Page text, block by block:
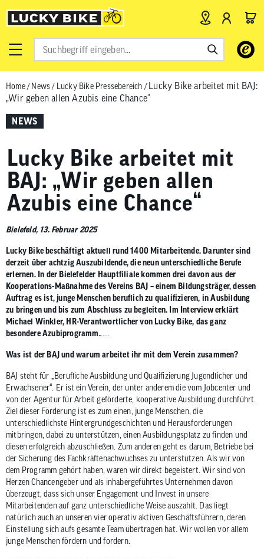
Verwende
Pfeile
nach
das
um
zum
zu
gelangen.
von
können
Touch-
Home/ News/ Lucky Bike Pressebereich /Lucky Bike arbeitet mit BAJ:
„Wir geben allen Azubis eine Chance“
NEWS
Lucky Bike arbeitet mit
BAJ: „Wir geben allen
Azubis eine Chance“
Bielefeld, 13. Februar 2025
Lucky Bike beschäftigt aktuell rund 1400 Mitarbeitende. Darunter sind
derzeit über achtzig Auszubildende, die neun unterschiedliche Berufe
erlernen. In der Bielefelder Hauptfiliale kommen drei davon aus der
Kooperations-Maßnahme des Vereins BAJ – einem Bildungsträger, dessen
Auftrag es ist, junge Menschen beruflich zu qualifizieren, in Ausbildung
zu bringen und bis zum Abschluss zu begleiten. Im Interview erklärt
Michael Winkler, HR-Verantwortlicher von Lucky Bike, das ganz
besondere Azubiprogramm.…..
Was ist der BAJ und warum arbeitet ihr mit dem Verein zusammen?
BAJ steht für „Berufliche Ausbildung und Qualifizierung Jugendlicher und
Erwachsener“. Er ist ein Verein, der unter anderem die vom Jobcenter und
von der Agentur für Arbeit geförderte, kooperative Ausbildung durchführt.
Ziel dieser Förderung ist es zum einen, junge Menschen, die
unterschiedlichste Hintergrundgeschichten und Herausforderungen
mitbringen, dabei zu unterstützen, einen Ausbildungsplatz zu finden und
diesen erfolgreich abzuschließen. Zum anderen geht es darum, Betriebe bei
der Sicherung des Fachkräftenachwuchses zu unterstützen. Als wir von
dem Programm gehört haben, waren wir direkt begeistert. Wir sind von
Herzen Chancengeber und als inhabergeführtes Unternehmen davon
überzeugt, dass sich unser Engagement und Invest in unsere
Mitarbeitenden auf ganz unterschiedliche Weise auszahlt. Das liegt
natürlich auch an unseren vier operativ aktiven Geschäftsführern, deren
Einstellung sich aufs gesamte Team übertragen hat. Wir wollen vor allem
junge Menschen fördern und fordern.